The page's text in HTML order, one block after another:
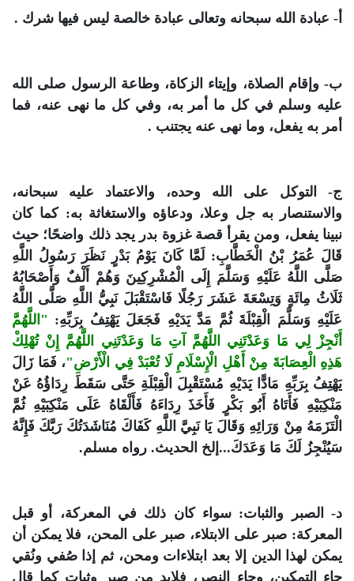
أ- عبادة الله سبحانه وتعالى عبادة خالصة ليس فيها شرك .
ب- وإقام الصلاة، وإيتاء الزكاة، وطاعة الرسول صلى الله
عليه وسلم في كل ما أمر به، وفي كل ما نهى عنه، فما
أمر به يفعل، وما نهى عنه يجتنب .
ج- التوكل على الله وحده، والاعتماد عليه سبحانه،
والاستنصار به جل وعلا، ودعاؤه والاستغاثة به: كما كان
نبينا يفعل، ومن يقرأ قصة غزوة بدر يجد ذلك واضحًا؛ حيث
قَالَ عُمَرُ بْنُ الْخَطَّابِ: لَمَّا كَانَ يَوْمُ بَدْرٍ نَظَرَ رَسُولُ اللَّهِ
صَلَّى اللَّهُ عَلَيْهِ وَسَلَّمَ إِلَى الْمُشْرِكِينَ وَهُمْ أَلْفٌ وَأَصْحَابُهُ
ثَلَاثُ مِائَةٍ وَتِسْعَةَ عَشَرَ رَجُلًا فَاسْتَقْبَلَ نَبِيُّ اللَّهِ صَلَّى اللَّهُ
عَلَيْهِ وَسَلَّمَ الْقِبْلَةَ ثُمَّ مَدَّ يَدَيْهِ فَجَعَلَ يَهْتِفُ بِرَبِّهِ: "اللَّهُمَّ
أَنْجِزْ لِي مَا وَعَدْتَنِي اللَّهُمَّ آتِ مَا وَعَدْتَنِي اللَّهُمَّ إِنْ تُهْلِكْ
هَذِهِ الْعِصَابَةَ مِنْ أَهْلِ الْإِسْلَامِ لَا تُعْبَدْ فِي الْأَرْضِ"، فَمَا زَالَ
يَهْتِفُ بِرَبِّهِ مَادًّا يَدَيْهِ مُسْتَقْبِلَ الْقِبْلَةِ حَتَّى سَقَطَ رِدَاؤُهُ عَنْ
مَنْكِبَيْهِ فَأَتَاهُ أَبُو بَكْرٍ فَأَخَذَ رِدَاءَهُ فَأَلْقَاهُ عَلَى مَنْكِبَيْهِ ثُمَّ
الْتَزَمَهُ مِنْ وَرَائِهِ وَقَالَ يَا نَبِيَّ اللَّهِ كَفَاكَ مُنَاشَدَتُكَ رَبَّكَ فَإِنَّهُ
سَيُنْجِزُ لَكَ مَا وَعَدَكَ...إلخ الحديث. رواه مسلم.
د- الصبر والثبات: سواء كان ذلك في المعركة، أو قبل
المعركة: صبر على الابتلاء، صبر على المحن، فلا يمكن أن
يمكن لهذا الدين إلا بعد ابتلاءات ومحن، ثم إذا صُفي ونُقي
جاء التمكين، وجاء النصر، فلابد من صبر وثبات كما قال